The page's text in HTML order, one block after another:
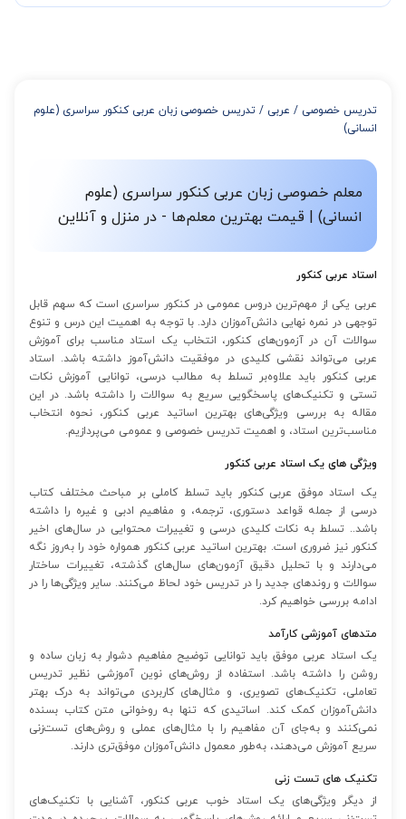
از 12 تا 15 جلسه: 7% تخفیف
از 16 تا 100 جلسه: 9% تخفیف
تدریس خصوصی / عربی / تدریس خصوصی زبان عربی کنکور سراسری (علوم
انسانی)
معلم خصوصی زبان عربی کنکور سراسری (علوم
انسانی) | قیمت بهترین معلم‌ها - در منزل و آنلاین
استاد عربی کنکور
عربی یکی از مهم‌ترین دروس عمومی در کنکور سراسری است که سهم قابل
توجهی در نمره نهایی دانش‌آموزان دارد. با توجه به اهمیت این درس و تنوع
سوالات آن در آزمون‌های کنکور، انتخاب یک استاد مناسب برای آموزش
عربی می‌تواند نقشی کلیدی در موفقیت دانش‌آموز داشته باشد. استاد
عربی کنکور باید علاوه‌بر تسلط به مطالب درسی، توانایی آموزش نکات
تستی و تکنیک‌های پاسخگویی سریع به سوالات را داشته باشد. در این
مقاله به بررسی ویژگی‌های بهترین اساتید عربی کنکور، نحوه انتخاب
مناسب‌ترین استاد، و اهمیت تدریس خصوصی و عمومی می‌پردازیم.
ویژگی های یک استاد عربی کنکور
یک استاد موفق عربی کنکور باید تسلط کاملی بر مباحث مختلف کتاب
درسی از جمله قواعد دستوری، ترجمه، و مفاهیم ادبی و غیره را داشته
باشد.. تسلط به نکات کلیدی درسی و تغییرات محتوایی در سال‌های اخیر
کنکور نیز ضروری است. بهترین اساتید عربی کنکور همواره خود را به‌روز نگه
می‌دارند و با تحلیل دقیق آزمون‌های سال‌های گذشته، تغییرات ساختار
سوالات و روندهای جدید را در تدریس خود لحاظ می‌کنند. سایر ویژگی‌ها را در
ادامه بررسی خواهیم کرد.
متدهای آموزشی کارآمد
یک استاد عربی موفق باید توانایی توضیح مفاهیم دشوار به زبان ساده و
روشن را داشته باشد. استفاده از روش‌های نوین آموزشی نظیر تدریس
تعاملی، تکنیک‌های تصویری، و مثال‌های کاربردی می‌تواند به درک بهتر
دانش‌آموزان کمک کند. اساتیدی که تنها به روخوانی متن کتاب بسنده
نمی‌کنند و به‌جای آن مفاهیم را با مثال‌های عملی و روش‌های تست‌زنی
سریع آموزش می‌دهند، به‌طور معمول دانش‌آموزان موفق‌تری دارند.
تکنیک های تست زنی
از دیگر ویژگی‌های یک استاد خوب عربی کنکور، آشنایی با تکنیک‌های